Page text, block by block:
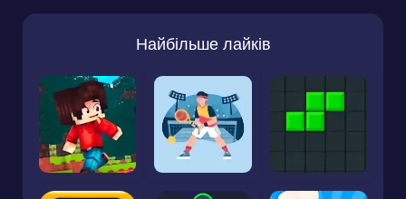
Найбільше лайків